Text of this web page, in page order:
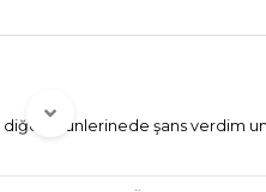
ürünlerinede şans verdim